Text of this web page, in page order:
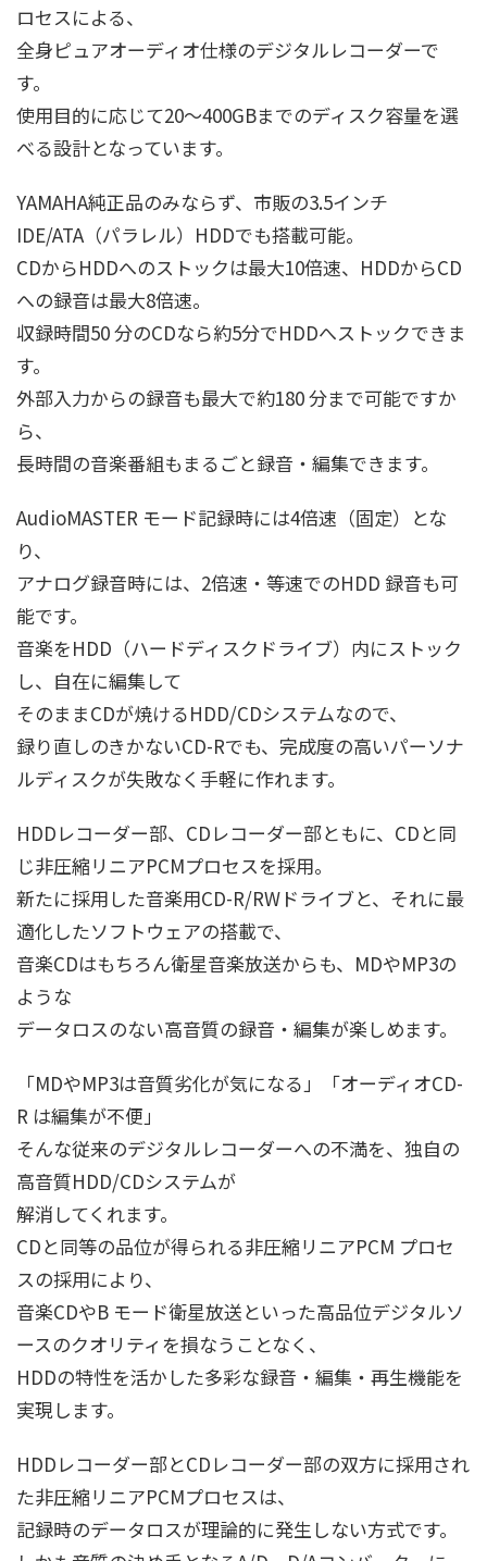
ロセスによる、
全身ピュアオーディオ仕様のデジタルレコーダーで
す。
使用目的に応じて20～400GBまでのディスク容量を選
べる設計となっています。
YAMAHA純正品のみならず、市販の3.5インチ
IDE/ATA（パラレル）HDDでも搭載可能。
CDからHDDへのストックは最大10倍速、HDDからCD
への録音は最大8倍速。
収録時間50 分のCDなら約5分でHDDへストックできま
す。
外部入力からの録音も最大で約180 分まで可能ですか
ら、
長時間の音楽番組もまるごと録音・編集できます。
AudioMASTER モード記録時には4倍速（固定）とな
り、
アナログ録音時には、2倍速・等速でのHDD 録音も可
能です。
音楽をHDD（ハードディスクドライブ）内にストック
し、自在に編集して
そのままCDが焼けるHDD/CDシステムなので、
録り直しのきかないCD-Rでも、完成度の高いパーソナ
ルディスクが失敗なく手軽に作れます。
HDDレコーダー部、CDレコーダー部ともに、CDと同
じ非圧縮リニアPCMプロセスを採用。
新たに採用した音楽用CD-R/RWドライブと、それに最
適化したソフトウェアの搭載で、
音楽CDはもちろん衛星音楽放送からも、MDやMP3の
ような
データロスのない高音質の録音・編集が楽しめます。
「MDやMP3は音質劣化が気になる」「オーディオCD-
R は編集が不便」
そんな従来のデジタルレコーダーへの不満を、独自の
高音質HDD/CDシステムが
解消してくれます。
CDと同等の品位が得られる非圧縮リニアPCM プロセ
スの採用により、
音楽CDやB モード衛星放送といった高品位デジタルソ
ースのクオリティを損なうことなく、
HDDの特性を活かした多彩な録音・編集・再生機能を
実現します。
HDDレコーダー部とCDレコーダー部の双方に採用され
た非圧縮リニアPCMプロセスは、
記録時のデータロスが理論的に発生しない方式です。